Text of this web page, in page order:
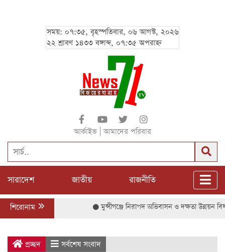
সময়: ০৭:৩৫, বৃহস্পতিবার, ০৬ আগস্ট, ২০২৬
২২ শ্রাবণ ১৪৩৩ বঙ্গাব্দ, ০৭:৩৫ অপরাহ্ন
আর্কাইভ আমাদের পরিবার
সারাদেশ জাতীয় রাজনীতি
শিরোনাম মুন্সীগঞ্জে নিরাপদ অভিবাসন ও দক্ষতা উন্নয়ন বিষয়ক
প্রচ্ছদ সর্বশেষ সংবাদ